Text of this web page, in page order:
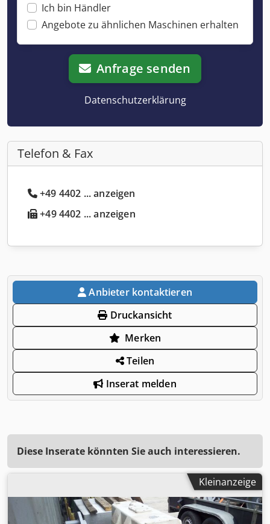
Ich bin Händler
Angebote zu ähnlichen Maschinen erhalten
Anfrage senden
Datenschutzerklärung
Telefon & Fax
+49 4402 ... anzeigen
+49 4402 ... anzeigen
Anbieter kontaktieren
Druckansicht
Merken
Teilen
Inserat melden
Diese Inserate könnten Sie auch interessieren.
Kleinanzeige